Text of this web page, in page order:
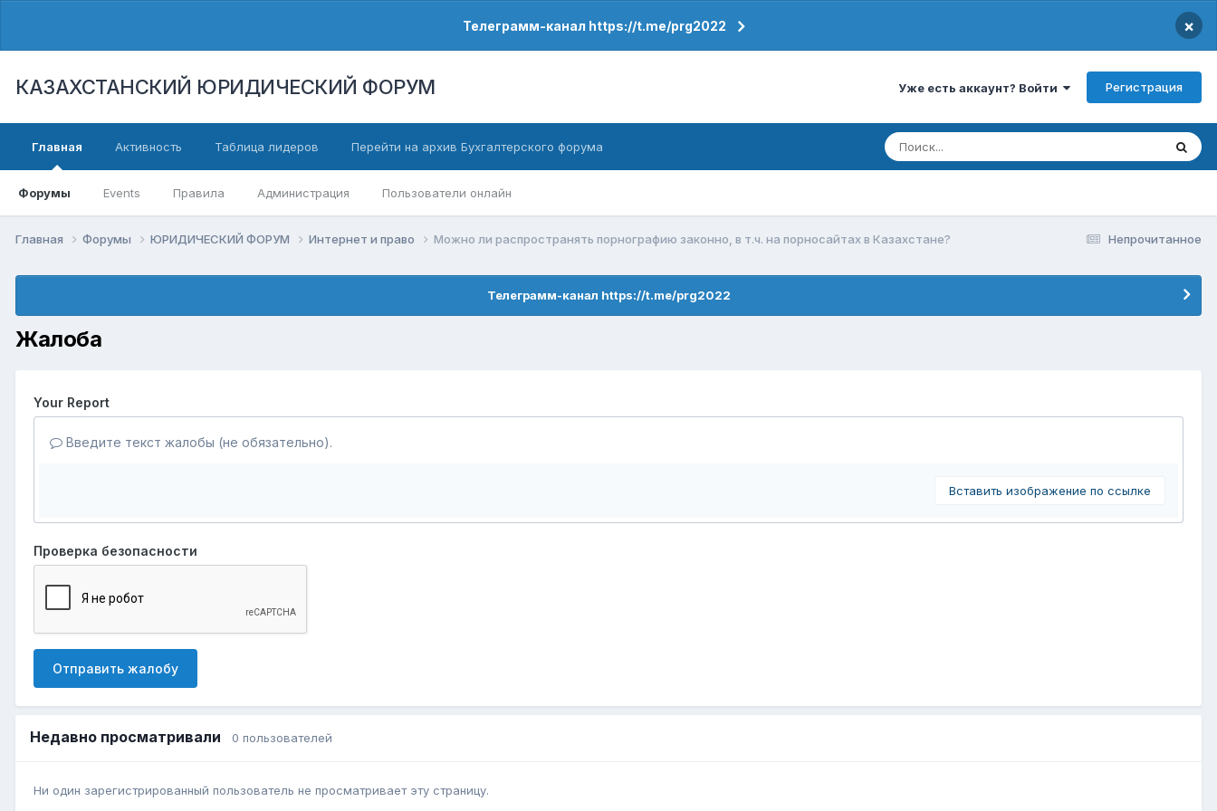
Телеграмм-канал https://t.me/prg2022 ×
КАЗАХСТАНСКИЙ ЮРИДИЧЕСКИЙ ФОРУМ Уже есть аккаунт? Войти Регистрация
Главная
Форумы Events Правила Администрация Пользователи онлайн
Активность Таблица лидеров Перейти на архив Бухгалтерского форума
Непрочитанное
Главная Форумы ЮРИДИЧЕСКИЙ ФОРУМ Интернет и право Можно ли распространять порнографию законно, в т.ч. на порносайтах в Казахстане?
Телеграмм-канал https://t.me/prg2022
Жалоба
Your Report
Введите текст жалобы (не обязательно).
Вставить изображение по ссылке
Проверка безопасности
Отправить жалобу
Недавно просматривали 0 пользователей
Ни один зарегистрированный пользователь не просматривает эту страницу.